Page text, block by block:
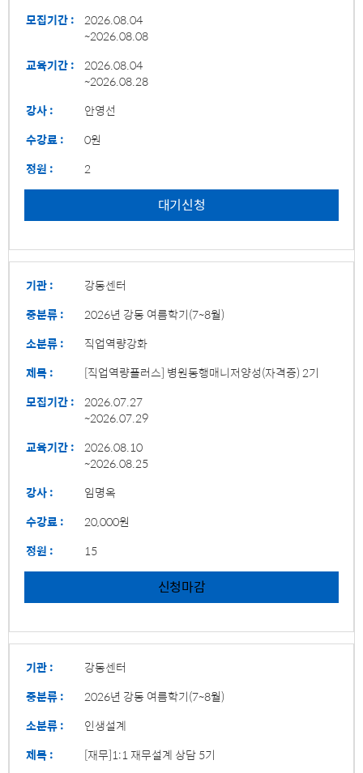
모집기간 : 2026.08.04
~2026.08.08
교육기간 : 2026.08.04
~2026.08.28
강사 :
안영선
수강료 :
0원
정원 :
2
대기신청
기관 :
강동센터
중분류 :
2026년 강동 여름학기(7~8월)
소분류 :
직업역량강화
제목 :
[직업역량플러스] 병원동행매니저양성(자격증) 2기
모집기간 : 2026.07.27
~2026.07.29
교육기간 : 2026.08.10
~2026.08.25
강사 :
임명옥
수강료 :
20,000원
정원 :
15
신청마감
기관 :
강동센터
중분류 :
2026년 강동 여름학기(7~8월)
소분류 :
인생설계
제목 :
[재무]1:1 재무설계 상담 5기